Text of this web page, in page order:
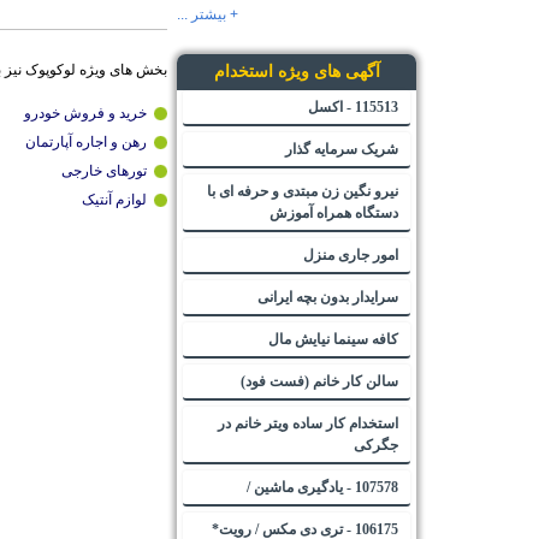
بخش های ویژه لوکوپوک
خرید و فروش خودرو
رهن و اجاره آپارتمان
تورهای خارجی
لوازم آنتیک
+ بیشتر ...
آگهی های ویژه استخدام
115513 - اکسل
شریک سرمایه گذار
نیرو نگین زن مبتدی و حرفه ای با
دستگاه همراه آموزش
امور جاری منزل
سرایدار بدون بچه ایرانی
کافه سینما نیایش مال
سالن کار خانم (فست فود)
استخدام کار ساده ویتر خانم در
جگرکی
107578 - یادگیری ماشین /
106175 - تری دی مکس / رویت*